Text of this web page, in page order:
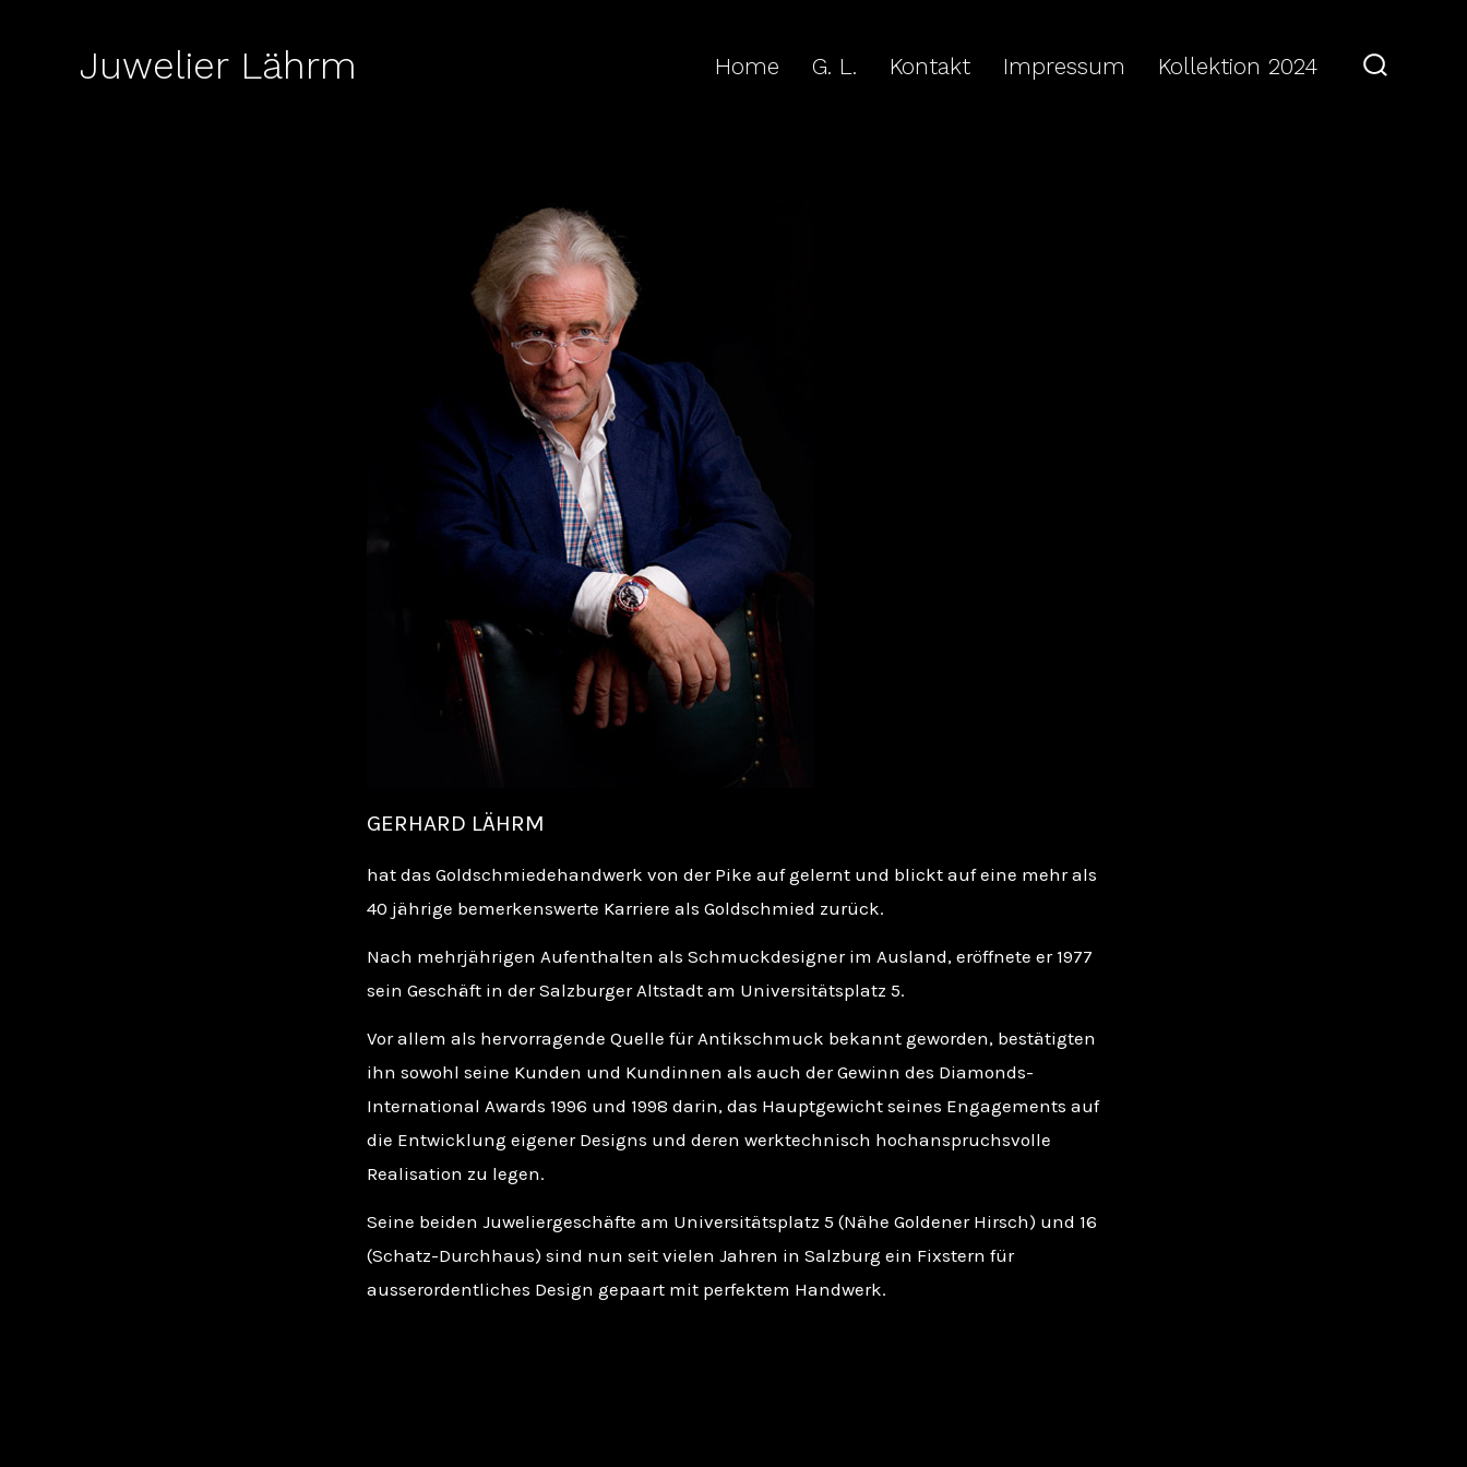
Juwelier Lährm Home G. L. Kontakt Impressum Kollektion 2024
GERHARD LÄHRM
hat das Goldschmiedehandwerk von der Pike auf gelernt und blickt auf eine mehr als
40 jährige bemerkenswerte Karriere als Goldschmied zurück.
Nach mehrjährigen Aufenthalten als Schmuckdesigner im Ausland, eröffnete er 1977
sein Geschäft in der Salzburger Altstadt am Universitätsplatz 5.
Vor allem als hervorragende Quelle für Antikschmuck bekannt geworden, bestätigten
ihn sowohl seine Kunden und Kundinnen als auch der Gewinn des Diamonds-
International Awards 1996 und 1998 darin, das Hauptgewicht seines Engagements auf
die Entwicklung eigener Designs und deren werktechnisch hochanspruchsvolle
Realisation zu legen.
Seine beiden Juweliergeschäfte am Universitätsplatz 5 (Nähe Goldener Hirsch) und 16
(Schatz-Durchhaus) sind nun seit vielen Jahren in Salzburg ein Fixstern für
ausserordentliches Design gepaart mit perfektem Handwerk.